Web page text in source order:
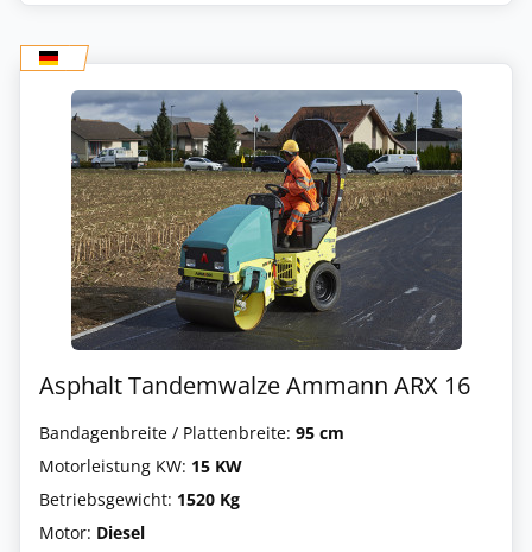
Asphalt Tandemwalze Ammann ARX 16
Bandagenbreite / Plattenbreite: 95 cm
Motorleistung KW: 15 KW
Betriebsgewicht: 1520 Kg
Motor: Diesel